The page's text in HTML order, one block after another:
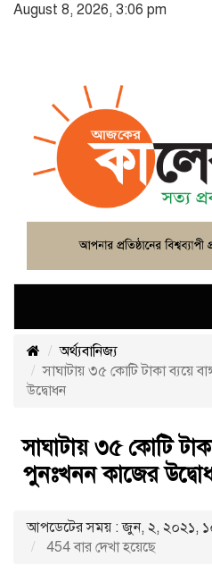
August 8, 2026, 3:06 pm
অর্থ্যবানিজ্য
সাঘাটায় ৩৫ কোটি টাকা ব্যয়ে
উদ্বোধন
সাঘাটায় ৩৫ কোটি
পুনঃখনন কাজের
আপডেটের সময় : জুন, ২, ২০২১,
454 বার দেখা হয়েছে